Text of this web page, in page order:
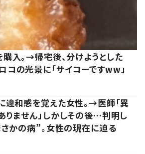
入。→帰宅後、分けようとした
の光景に「サイコーですww」
違和感を覚えた女性。→医師「異
りません」しかしその後…判明し
かの病”。女性の現在に迫る